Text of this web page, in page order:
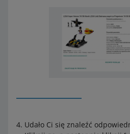
Udało Ci się znaleźć